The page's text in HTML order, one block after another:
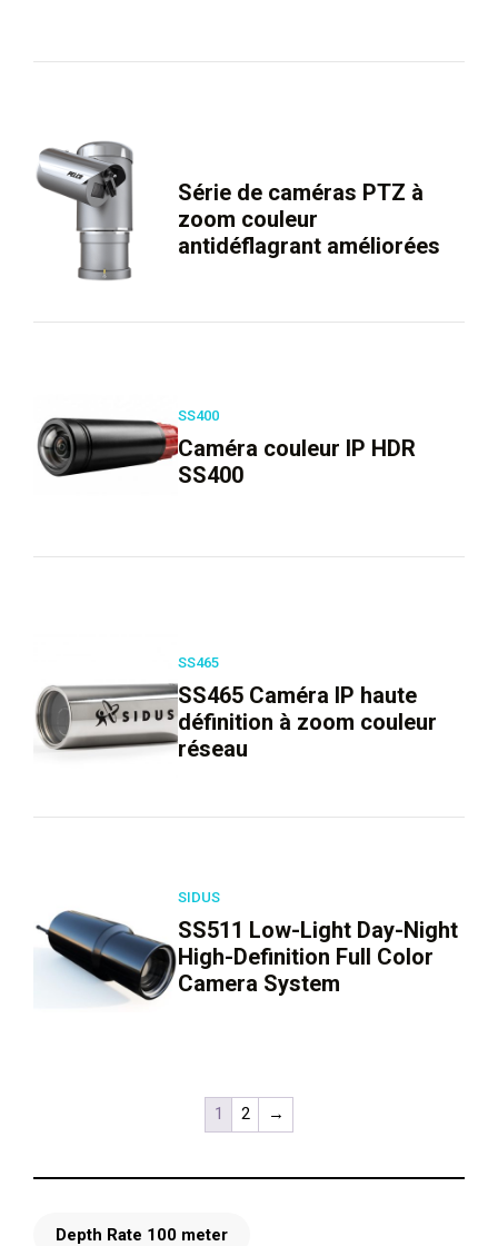
Série de caméras PTZ à
zoom couleur
antidéflagrant améliorées
SS400
Caméra couleur IP HDR
SS400
SS465
SS465 Caméra IP haute
définition à zoom couleur
réseau
SIDUS
SS511 Low-Light Day-Night
High-Definition Full Color
Camera System
1 2 →
Depth Rate 100 meter